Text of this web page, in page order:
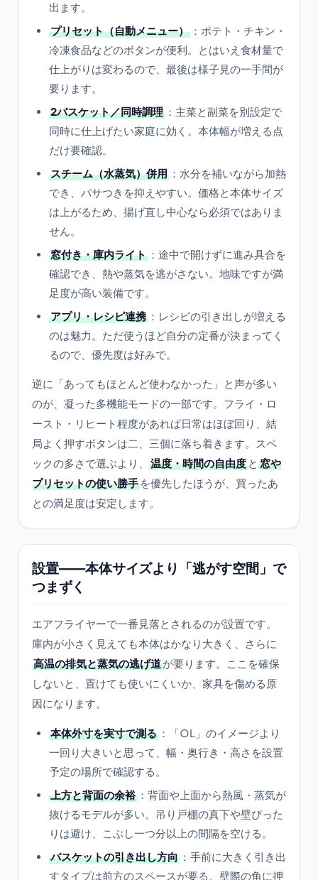
出ます。
プリセット（自動メニュー） ：ポテト・チキン・
冷凍食品などのボタンが便利。とはいえ食材量で
仕上がりは変わるので、最後は様子見の一手間が
要ります。
2バスケット／同時調理 ：主菜と副菜を別設定で
同時に仕上げたい家庭に効く。本体幅が増える点
だけ要確認。
スチーム（水蒸気）併用 ：水分を補いながら加熱
でき、パサつきを抑えやすい。価格と本体サイズ
は上がるため、揚げ直し中心なら必須ではありま
せん。
窓付き・庫内ライト ：途中で開けずに進み具合を
確認でき、熱や蒸気を逃がさない。地味ですが満
足度が高い装備です。
アプリ・レシピ連携 ：レシピの引き出しが増える
のは魅力。ただ使うほど自分の定番が決まってく
るので、優先度は好みで。
逆に「あってもほとんど使わなかった」と声が多い
のが、凝った多機能モードの一部です。フライ・ロ
ースト・リヒート程度があれば日常はほぼ回り、結
局よく押すボタンは二、三個に落ち着きます。スペ
ックの多さで選ぶより、
温度・時間の自由度 と 窓や
プリセットの使い勝手 を優先したほうが、買ったあ
との満足度は安定します。
設置——本体サイズより「逃がす空間」で
つまずく
エアフライヤーで一番見落とされるのが設置です。
庫内が小さく見えても本体はかなり大きく、さらに
高温の排気と蒸気の逃げ道が要ります。ここを確保
しないと、置けても使いにくいか、家具を傷める原
因になります。
本体外寸を実寸で測る ：「○L」のイメージより
一回り大きいと思って、幅・奥行き・高さを設置
予定の場所で確認する。
上方と背面の余裕 ：背面や上面から熱風・蒸気が
抜けるモデルが多い。吊り戸棚の真下や壁ぴった
りは避け、こぶし一つ分以上の間隔を空ける。
バスケットの引き出し方向 ：手前に大きく引き出
すタイプは前方のスペースが要る。壁際の角に押